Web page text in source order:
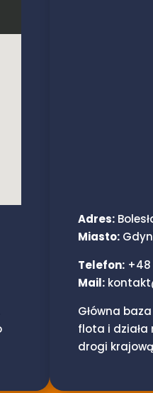
Adres:
Miasto:
Telefon: +48
Mail:
Główna
flota i działa
drogi